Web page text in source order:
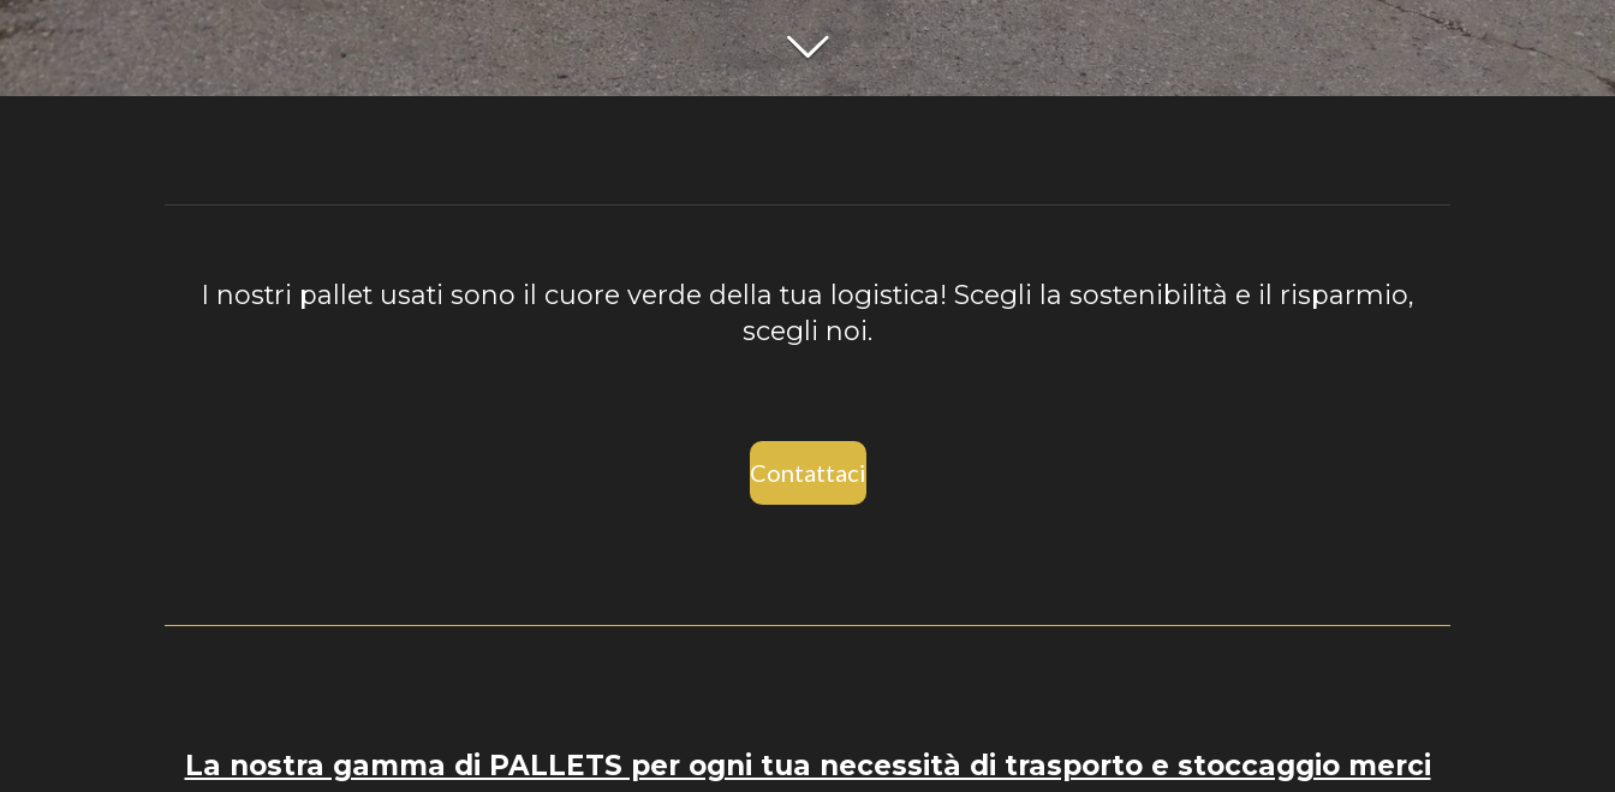
I nostri pallet usati sono il cuore verde della tua logistica! Scegli la sostenibilità e il risparmio,
scegli noi.
Contattaci
La nostra gamma di PALLETS per ogni tua necessità di trasporto e stoccaggio merci